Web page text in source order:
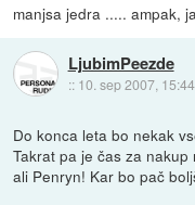
manjsa jedra ..... ampak,
LjubimPeezde
:: 10. sep 2007, 15:44
Do konca leta bo nekak
Takrat pa je čas za
ali Penryn! Kar bo pač